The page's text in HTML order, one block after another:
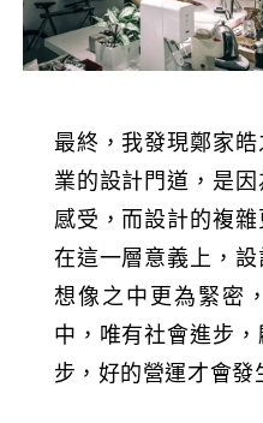
最終，我發現鄭家
業的設計門道，是
感受，而設計的複
在這一層意義上，
想像之中更為緊密
中，唯有社會進步
步，好的營運才會發